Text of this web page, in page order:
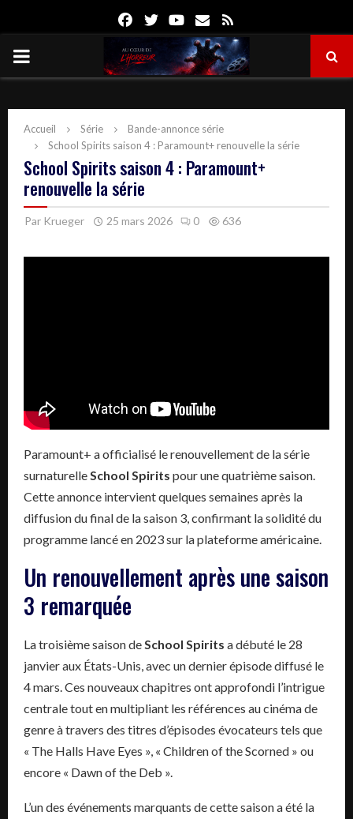
FacebookTwitterYoutube
Email
PRIMARY
Accueil Série
Bande-annonce série
School Spirits saison 4 : Paramount+ renouvelle la série
School Spirits saison 4 : Paramount+
renouvelle la série
Par Krueger 25 mars 2026 0 636
Paramount+ a officialisé le renouvellement de la série
surnaturelle School Spirits pour une quatrième saison.
Cette annonce intervient quelques semaines après la
diffusion du final de la saison 3, confirmant la solidité du
programme lancé en 2023 sur la plateforme américaine.
Un renouvellement après une saison
3 remarquée
La troisième saison de School Spirits a débuté le 28
janvier aux États-Unis, avec un dernier épisode diffusé le
4 mars. Ces nouveaux chapitres ont approfondi l’intrigue
centrale tout en multipliant les références au cinéma de
genre à travers des titres d’épisodes évocateurs tels que
« The Halls Have Eyes », « Children of the Scorned » ou
encore « Dawn of the Deb ».
L’un des événements marquants de cette saison a été la